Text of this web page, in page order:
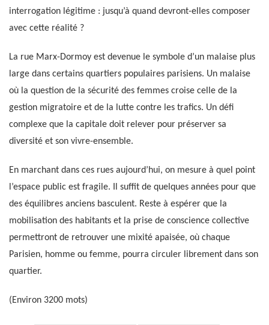
interrogation légitime : jusqu’à quand devront-elles composer
avec cette réalité ?
La rue Marx-Dormoy est devenue le symbole d’un malaise plus
large dans certains quartiers populaires parisiens. Un malaise
où la question de la sécurité des femmes croise celle de la
gestion migratoire et de la lutte contre les trafics. Un défi
complexe que la capitale doit relever pour préserver sa
diversité et son vivre-ensemble.
En marchant dans ces rues aujourd’hui, on mesure à quel point
l’espace public est fragile. Il suffit de quelques années pour que
des équilibres anciens basculent. Reste à espérer que la
mobilisation des habitants et la prise de conscience collective
permettront de retrouver une mixité apaisée, où chaque
Parisien, homme ou femme, pourra circuler librement dans son
quartier.
(Environ 3200 mots)